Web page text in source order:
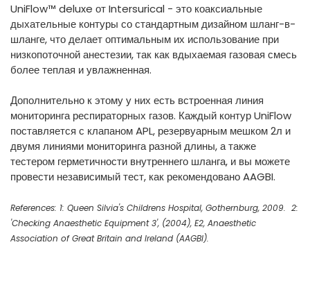
International English
UniFlow™ deluxe от Intersurical - это коаксиальные
дыхательные контуры со стандартным дизайном шланг-в-
шланге, что делает оптимальным их использование при
низкопоточной анестезии, так как вдыхаемая газовая смесь
более теплая и увлажненная.
Дополнительно к этому у них есть встроенная линия
мониторинга респираторных газов. Каждый контур UniFlow
поставляется с клапаном APL, резервуарным мешком 2л и
двумя линиями мониторинга разной длины, а также
тестером герметичности внутреннего шланга, и вы можете
провести независимый тест, как рекомендовано AAGBI.
References: 1: Queen Silvia's Childrens Hospital, Gothernburg, 2009. 2:
'Checking Anaesthetic Equipment 3', (2004), E2, Anaesthetic
Association of Great Britain and Ireland (AAGBI).